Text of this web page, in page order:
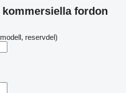
fordon
reservdel)